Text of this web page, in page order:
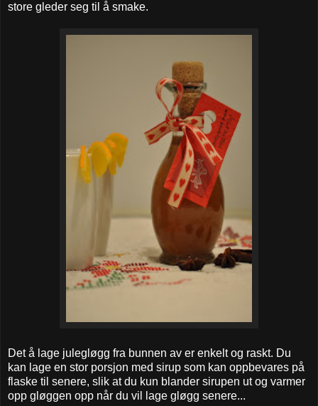
store gleder seg til å smake.
Det å lage julegløgg fra bunnen av er enkelt og raskt. Du
kan lage en stor porsjon med sirup som kan oppbevares på
flaske til senere, slik at du kun blander sirupen ut og varmer
opp gløggen opp når du vil lage gløgg senere...